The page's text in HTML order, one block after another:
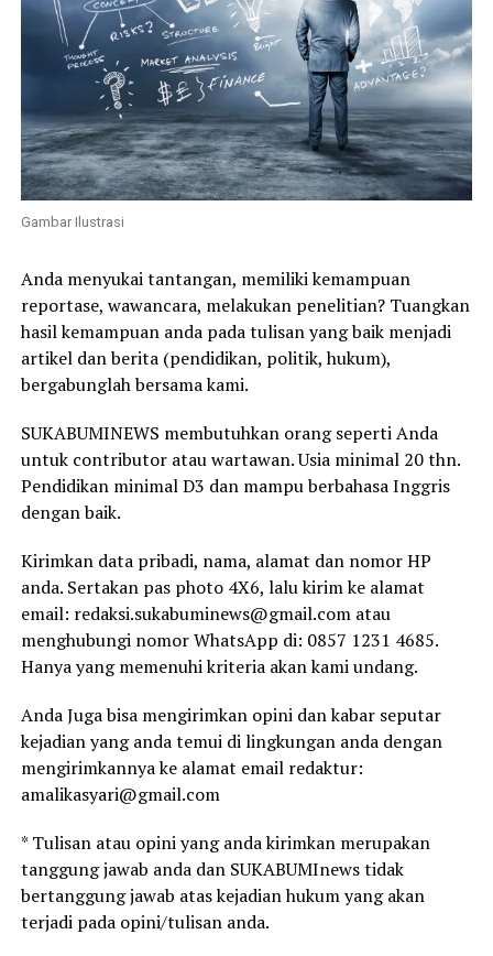
Gambar Ilustrasi
Anda menyukai tantangan, memiliki kemampuan
reportase, wawancara, melakukan penelitian? Tuangkan
hasil kemampuan anda pada tulisan yang baik menjadi
artikel dan berita (pendidikan, politik, hukum),
bergabunglah bersama kami.
SUKABUMINEWS membutuhkan orang seperti Anda
untuk contributor atau wartawan. Usia minimal 20 thn.
Pendidikan minimal D3 dan mampu berbahasa Inggris
dengan baik.
Kirimkan data pribadi, nama, alamat dan nomor HP
anda. Sertakan pas photo 4X6, lalu kirim ke alamat
email: redaksi.sukabuminews@gmail.com atau
menghubungi nomor WhatsApp di: 0857 1231 4685.
Hanya yang memenuhi kriteria akan kami undang.
Anda Juga bisa mengirimkan opini dan kabar seputar
kejadian yang anda temui di lingkungan anda dengan
mengirimkannya ke alamat email redaktur:
amalikasyari@gmail.com
* Tulisan atau opini yang anda kirimkan merupakan
tanggung jawab anda dan SUKABUMInews tidak
bertanggung jawab atas kejadian hukum yang akan
terjadi pada opini/tulisan anda.